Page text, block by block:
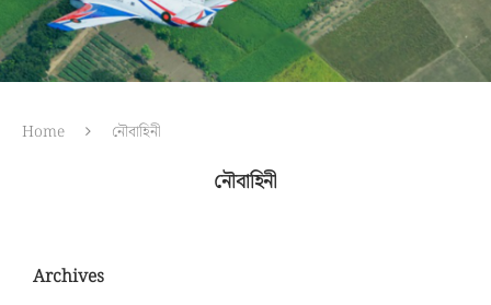
Home নৌবাহিনী
নৌবাহিনী
Archives